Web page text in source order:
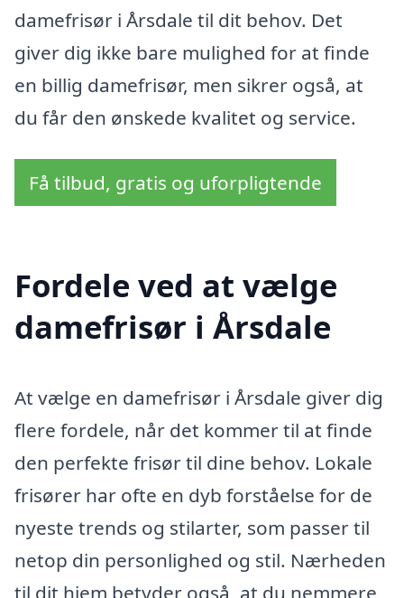
damefrisør i Årsdale til dit behov. Det
giver dig ikke bare mulighed for at finde
en billig damefrisør, men sikrer også, at
du får den ønskede kvalitet og service.
Få tilbud, gratis og uforpligtende
Fordele ved at vælge
damefrisør i Årsdale
At vælge en damefrisør i Årsdale giver dig
flere fordele, når det kommer til at finde
den perfekte frisør til dine behov. Lokale
frisører har ofte en dyb forståelse for de
nyeste trends og stilarter, som passer til
netop din personlighed og stil. Nærheden
til dit hjem betyder også, at du nemmere